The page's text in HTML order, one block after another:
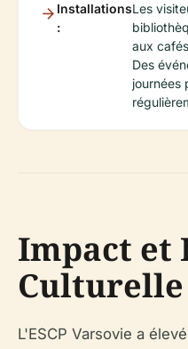
Installations
:
Les
aux
Des
journées
Impact et
Culturelle
L'ESCP Varsovie a